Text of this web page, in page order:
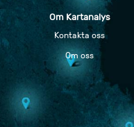
Om Kartanalys
Kontakta oss
Om oss